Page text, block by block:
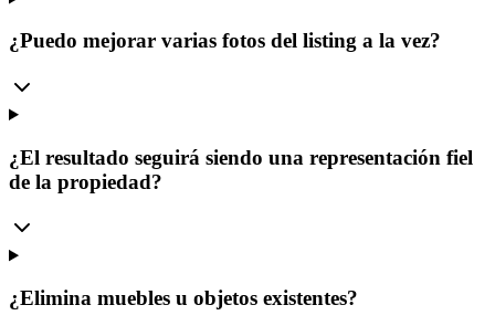
¿Puedo mejorar varias fotos del listing a la vez?
¿El resultado seguirá siendo una representación fiel
de la propiedad?
¿Elimina muebles u objetos existentes?